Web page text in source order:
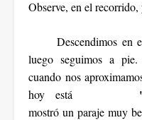
Observe, en el
Descendimos en
luego seguimos a
cuando nos
hoy está
mostró un paraje muy